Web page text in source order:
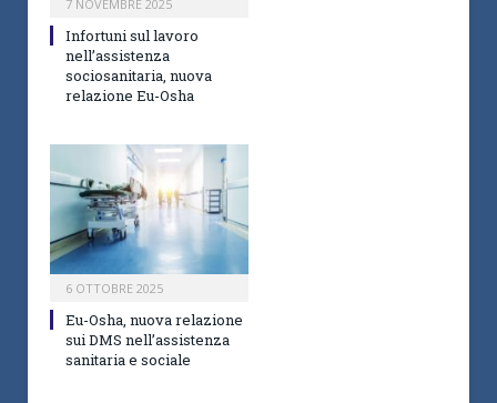
7 NOVEMBRE 2025
Infortuni sul lavoro
nell’assistenza
sociosanitaria, nuova
relazione Eu-Osha
6 OTTOBRE 2025
Eu-Osha, nuova relazione
sui DMS nell’assistenza
sanitaria e sociale